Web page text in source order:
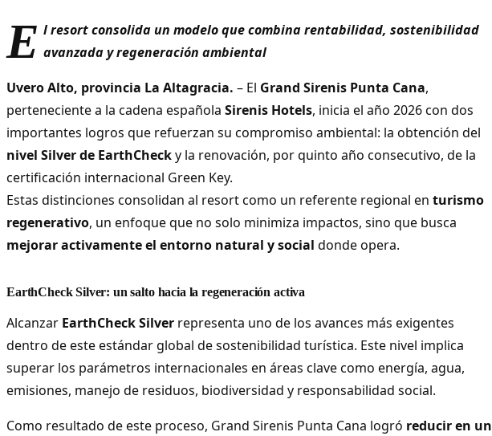
E l resort consolida un modelo que combina rentabilidad, sostenibilidad
avanzada y regeneración ambiental
Uvero Alto, provincia La Altagracia. – El Grand Sirenis Punta Cana,
perteneciente a la cadena española Sirenis Hotels, inicia el año 2026 con dos
importantes logros que refuerzan su compromiso ambiental: la obtención del
nivel Silver de EarthChecky la renovación, por quinto año consecutivo, de la
certificación internacional Green Key.
Estas distinciones consolidan al resort como un referente regional en turismo
regenerativo, un enfoque que no solo minimiza impactos, sino que busca
mejorar activamente el entorno natural y social donde opera.
EarthCheck Silver: un salto hacia la regeneración activa
Alcanzar EarthCheck Silver representa uno de los avances más exigentes
dentro de este estándar global de sostenibilidad turística. Este nivel implica
superar los parámetros internacionales en áreas clave como energía, agua,
emisiones, manejo de residuos, biodiversidad y responsabilidad social.
Como resultado de este proceso, Grand Sirenis Punta Cana logró reducir en un